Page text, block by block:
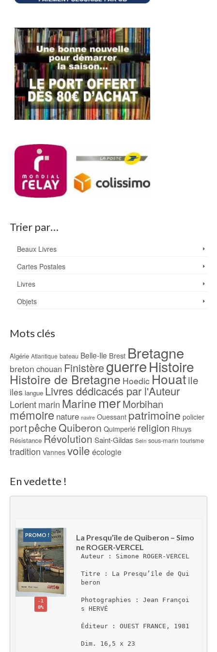
Trier par…
Beaux Livres
Cartes Postales
Livres
Objets
Mots clés
Algérie Atlantique bateau Belle-Ile Brest Bretagne
breton chouan FinistèreguerreHistoire
Histoire de Bretagne Hoedic Houatile
iles langue Livres dédicacés par l'Auteur
Lorientmarin Marine merMorbihan
mémoire nature navire Ouessant patrimoine policier
portpêcheQuiberon Quimperlé religion Rhuys
Résistance Révolution Saint-Gildas Sein sous-marin tourisme
tradition Vannes voile écologie
En vedette !
PROMO !
-1
0%
La Presqu’île de Quiberon – Simo
ne ROGER-VERCEL
Auteur : Simone ROGER-VERCEL
Titre : La Presqu’île de Qui
beron
Photographies : Jean Françoi
s HERVÉ
Éditeur : OUEST FRANCE, 1981
Dim. 16,5 x 23